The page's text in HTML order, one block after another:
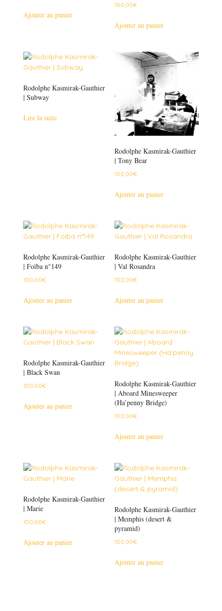
Ajouter au panier
100,00€
Ajouter au panier
Rodolphe Kasmirak-Gauthier
| Subway
Lire la suite
Rodolphe Kasmirak-Gauthier
| Tony Bear
100,00€
Ajouter au panier
Rodolphe Kasmirak-Gauthier
| Foïba n°149
100,00€
Ajouter au panier
Rodolphe Kasmirak-Gauthier
| Val Rosandra
100,00€
Ajouter au panier
Rodolphe Kasmirak-Gauthier
| Black Swan
100,00€
Ajouter au panier
Rodolphe Kasmirak-Gauthier
| Aboard Minesweeper
(Ha’penny Bridge)
100,00€
Ajouter au panier
Rodolphe Kasmirak-Gauthier
| Marie
100,00€
Ajouter au panier
Rodolphe Kasmirak-Gauthier
| Memphis (desert &
pyramid)
100,00€
Ajouter au panier